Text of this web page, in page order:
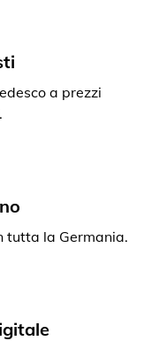
a prezzi
tutta la Germania.